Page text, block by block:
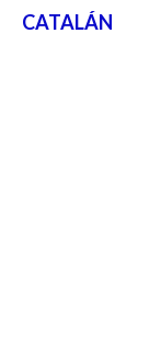
CATALÁN